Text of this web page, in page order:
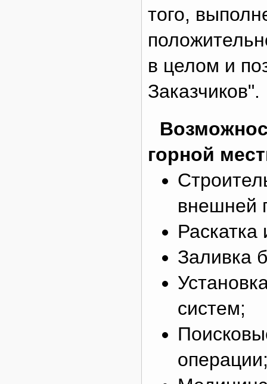
того,
в целом и
Заказчиков".
горной
внешней
Заливка
систем;